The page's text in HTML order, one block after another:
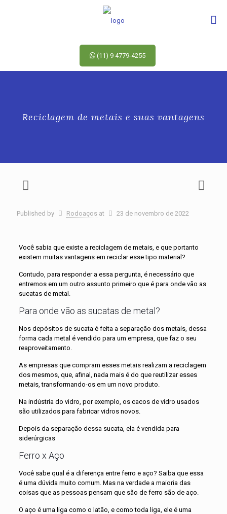
(11) 9 4779-4255
Reciclagem de metais e suas vantagens
Published by Rodoaços at 23 de novembro de 2022
Você sabia que existe a reciclagem de metais, e que portanto
existem muitas vantagens em reciclar esse tipo material?
Contudo, para responder a essa pergunta, é necessário que
entremos em um outro assunto primeiro que é para onde vão as
sucatas de metal.
Para onde vão as sucatas de metal?
Nos depósitos de sucata é feita a separação dos metais, dessa
forma cada metal é vendido para um empresa, que faz o seu
reaproveitamento.
As empresas que compram esses metais realizam a reciclagem
dos mesmos, que, afinal, nada mais é do que reutilizar esses
metais, transformando-os em um novo produto.
Na indústria do vidro, por exemplo, os cacos de vidro usados
são utilizados para fabricar vidros novos.
Depois da separação dessa sucata, ela é vendida para
siderúrgicas
Ferro x Aço
Você sabe qual é a diferença entre ferro e aço? Saiba que essa
é uma dúvida muito comum. Mas na verdade a maioria das
coisas que as pessoas pensam que são de ferro são de aço.
O aço é uma liga como o latão, e como toda liga, ele é uma